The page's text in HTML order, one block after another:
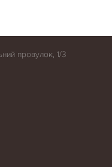
провулок, 1/3